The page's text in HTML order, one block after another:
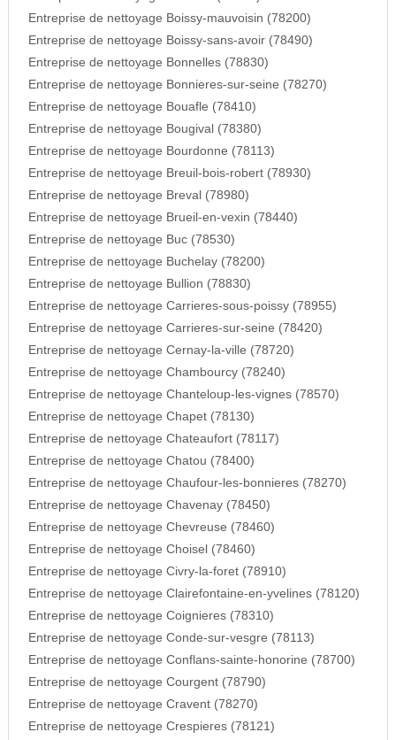
Entreprise de nettoyage Boissy-mauvoisin (78200)
Entreprise de nettoyage Boissy-sans-avoir (78490)
Entreprise de nettoyage Bonnelles (78830)
Entreprise de nettoyage Bonnieres-sur-seine (78270)
Entreprise de nettoyage Bouafle (78410)
Entreprise de nettoyage Bougival (78380)
Entreprise de nettoyage Bourdonne (78113)
Entreprise de nettoyage Breuil-bois-robert (78930)
Entreprise de nettoyage Breval (78980)
Entreprise de nettoyage Brueil-en-vexin (78440)
Entreprise de nettoyage Buc (78530)
Entreprise de nettoyage Buchelay (78200)
Entreprise de nettoyage Bullion (78830)
Entreprise de nettoyage Carrieres-sous-poissy (78955)
Entreprise de nettoyage Carrieres-sur-seine (78420)
Entreprise de nettoyage Cernay-la-ville (78720)
Entreprise de nettoyage Chambourcy (78240)
Entreprise de nettoyage Chanteloup-les-vignes (78570)
Entreprise de nettoyage Chapet (78130)
Entreprise de nettoyage Chateaufort (78117)
Entreprise de nettoyage Chatou (78400)
Entreprise de nettoyage Chaufour-les-bonnieres (78270)
Entreprise de nettoyage Chavenay (78450)
Entreprise de nettoyage Chevreuse (78460)
Entreprise de nettoyage Choisel (78460)
Entreprise de nettoyage Civry-la-foret (78910)
Entreprise de nettoyage Clairefontaine-en-yvelines (78120)
Entreprise de nettoyage Coignieres (78310)
Entreprise de nettoyage Conde-sur-vesgre (78113)
Entreprise de nettoyage Conflans-sainte-honorine (78700)
Entreprise de nettoyage Courgent (78790)
Entreprise de nettoyage Cravent (78270)
Entreprise de nettoyage Crespieres (78121)